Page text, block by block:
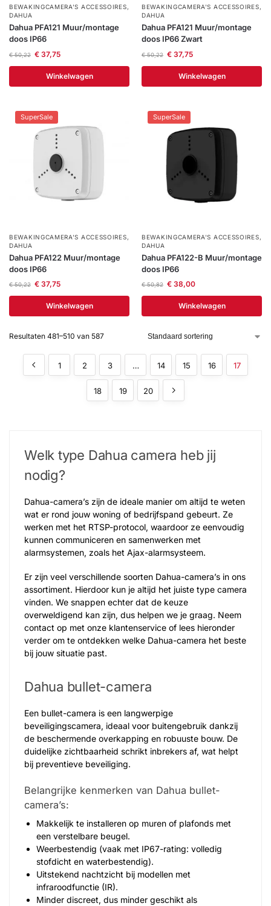
BEWAKINGCAMERA'S ACCESSOIRES,
DAHUA
Dahua PFA121 Muur/montage
doos IP66
€50,22 €37,75
Winkelwagen
BEWAKINGCAMERA'S ACCESSOIRES,
DAHUA
Dahua PFA121 Muur/montage
doos IP66 Zwart
€50,22 €37,75
Winkelwagen
SuperSale
BEWAKINGCAMERA'S ACCESSOIRES,
DAHUA
Dahua PFA122 Muur/montage
doos IP66
€50,22 €37,75
Winkelwagen
SuperSale
BEWAKINGCAMERA'S ACCESSOIRES,
DAHUA
Dahua PFA122-B Muur/montage
doos IP66
€50,82 €38,00
Winkelwagen
Resultaten 481–510 van 587
1 2 3 … 14 15 16 17
18 19 20
Welk type Dahua camera​ heb jij
nodig?
Dahua-camera’s zijn de ideale manier om altijd te weten
wat er rond jouw woning of bedrijfspand gebeurt. Ze
werken met het RTSP-protocol, waardoor ze eenvoudig
kunnen communiceren en samenwerken met
alarmsystemen, zoals het Ajax-alarmsysteem.
Er zijn veel verschillende soorten Dahua-camera’s in ons
assortiment. Hierdoor kun je altijd het juiste type camera
vinden. We snappen echter dat de keuze
overweldigend kan zijn, dus helpen we je graag. Neem
contact op met onze klantenservice of lees hieronder
verder om te ontdekken welke Dahua-camera het beste
bij jouw situatie past.
Dahua bullet-camera
Een bullet-camera is een langwerpige
beveiligingscamera, ideaal voor buitengebruik dankzij
de beschermende overkapping en robuuste bouw. De
duidelijke zichtbaarheid schrikt inbrekers af, wat helpt
bij preventieve beveiliging.
Belangrijke kenmerken van Dahua bullet-
camera’s:
Makkelijk te installeren op muren of plafonds met
een verstelbare beugel.
Weerbestendig (vaak met IP67-rating: volledig
stofdicht en waterbestendig).
Uitstekend nachtzicht bij modellen met
infraroodfunctie (IR).
Minder discreet, dus minder geschikt als